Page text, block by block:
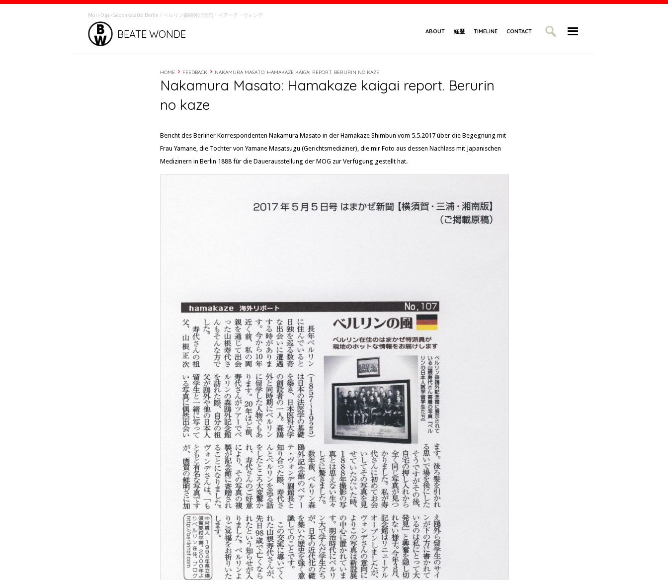
Mori-Ôgai-Gedenkstätte Berlin / ベルリン森鷗外記念館・ベアーテ・ヴォンデ
BEATE WONDE ABOUT 経歴 TIMELINE CONTACT
HOME FEEDBACK NAKAMURA MASATO: HAMAKAZE KAIGAI REPORT. BERURIN NO KAZE
Nakamura Masato: Hamakaze kaigai report. Berurin
no kaze
Bericht des Berliner Korrespondenten Nakamura Masato in der Hamakaze Shimbun vom 5.5.2017 über die Begegnung mit
Frau Yamane, die Tochter von Yamane Masatsugu (Gerichtsmediziner), die mir Foto aus dessen Nachlass mit Japanischen
Medizinern in Berlin 1888 für die Dauerausstellung der MOG zur Verfügung gestellt hat.